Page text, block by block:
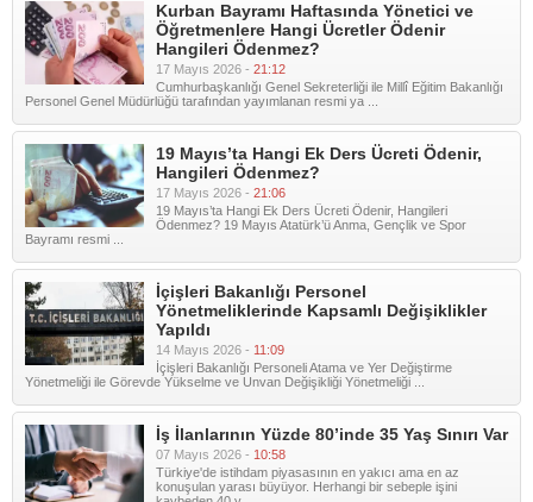
Kurban Bayramı Haftasında Yönetici ve
Öğretmenlere Hangi Ücretler Ödenir
Hangileri Ödenmez?
17 Mayıs 2026 - 21:12
Cumhurbaşkanlığı Genel Sekreterliği ile Millî Eğitim Bakanlığı
Personel Genel Müdürlüğü tarafından yayımlanan resmi ya ...
19 Mayıs’ta Hangi Ek Ders Ücreti Ödenir,
Hangileri Ödenmez?
17 Mayıs 2026 - 21:06
19 Mayıs’ta Hangi Ek Ders Ücreti Ödenir, Hangileri
Ödenmez? 19 Mayıs Atatürk’ü Anma, Gençlik ve Spor
Bayramı resmi ...
İçişleri Bakanlığı Personel
Yönetmeliklerinde Kapsamlı Değişiklikler
Yapıldı
14 Mayıs 2026 - 11:09
İçişleri Bakanlığı Personeli Atama ve Yer Değiştirme
Yönetmeliği ile Görevde Yükselme ve Unvan Değişikliği Yönetmeliği ...
İş İlanlarının Yüzde 80’inde 35 Yaş Sınırı Var
07 Mayıs 2026 - 10:58
Türkiye'de istihdam piyasasının en yakıcı ama en az
konuşulan yarası büyüyor. Herhangi bir sebeple işini